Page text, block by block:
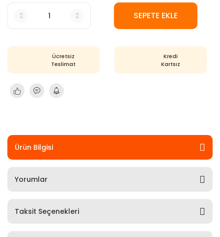
SEPETE EKLE
Ücretsiz
Teslimat
Kredi
Kartsız
Ürün Bilgisi
Yorumlar
Taksit Seçenekleri